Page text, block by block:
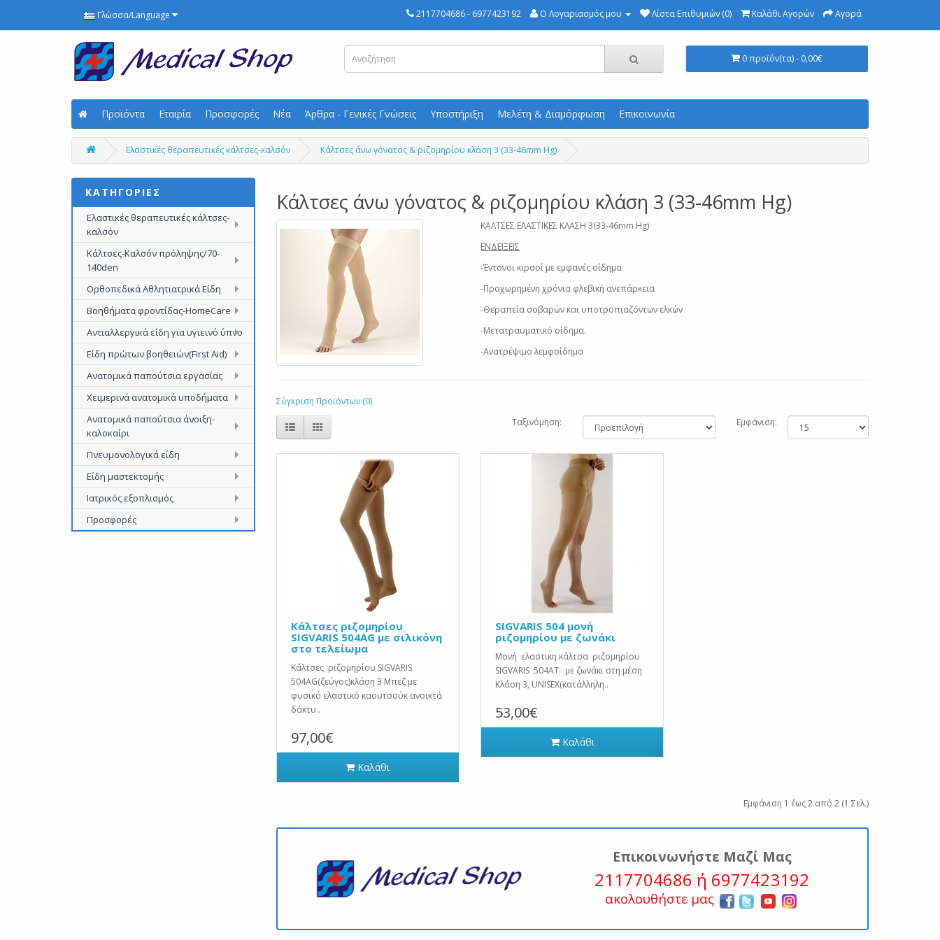
Γλώσσα/Language 2117704686 - 6977423192 Ο Λογαριασμός μου Λίστα Επιθυμιών (0) Καλάθι Αγορών Αγορά
0 προϊόν(τα) - 0,00€
Προϊόντα Εταιρία Προσφορές Νέα Άρθρα - Γενικές Γνώσεις Υποστήριξη Μελέτη & Διαμόρφωση Επικοινωνία
Ελαστικές θεραπευτικές κάλτσες-καλσόν Κάλτσες άνω γόνατος & ριζομηρίου κλάση 3 (33-46mm Hg)
ΚΑΤΗΓΟΡΙΕΣ
Ελαστικές θεραπευτικές κάλτσες-
καλσόν
Κάλτσες-Καλσόν πρόληψης/70-
140den
Ορθοπεδικά Αθλητιατρικά Είδη
Βοηθήματα φροντίδας-HomeCare
Αντιαλλεργικά είδη για υγιεινό ύπνο
Είδη πρώτων βοηθειών(First Aid)
Ανατομικά παπούτσια εργασίας
Χειμερινά ανατομικά υποδήματα
Ανατομικά παπούτσια άνοιξη-
καλοκαίρι
Πνευμονολογικά είδη
Είδη μαστεκτομής
Ιατρικός εξοπλισμός
Προσφορές
Κάλτσες άνω γόνατος & ριζομηρίου κλάση 3 (33-46mm Hg)
ΚΑΛΤΣΕΣ ΕΛΑΣΤΙΚΕΣ ΚΛΑΣΗ 3(33-46mm Hg)
ΕΝΔΕΙΞΕΙΣ
-Έντονοι κιρσοί με εμφανές οίδημα
-Προχωρημένη χρόνια φλεβική ανεπάρκεια
-Θεραπεία σοβαρών και υποτροπιαζόντων ελκών
-Μετατραυματικό οίδημα.
-Ανατρέψιμο λεμφοίδημα
Σύγκριση Προϊόντων (0)
Ταξινόμηση:
Εμφάνιση:
Κάλτσες ριζομηρίου
SIGVARIS 504AG με σιλικόνη
στο τελείωμα
Κάλτσες ριζομηρίου SIGVARIS
504AG(ζεύγος)κλάση 3 Μπεζ με
φυσικό ελαστικό καουτσούκ ανοικτά
δάκτυ..
97,00€
Καλάθι
SIGVARIS 504 μονή
ριζομηρίου με ζωνάκι
Μονή ελαστικη κάλτσα ριζομηρίου
SIGVARIS 504ΑΤ με ζωνάκι στη μέση
Kλάση 3, UNISEX(κατάλληλη..
53,00€
Καλάθι
Εμφάνιση 1 έως 2 από 2 (1 Σελ.)
Επικοινωνήστε Μαζί Μας
2117704686 ή 6977423192
ακολουθήστε μας